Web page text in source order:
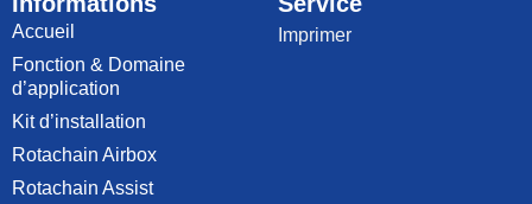
Accueil
Fonction & Domaine
d’application
Kit d’installation
Rotachain Airbox
Rotachain Assist
Imprimer